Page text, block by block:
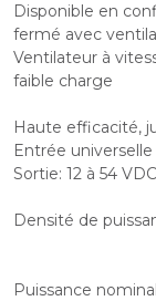
Disponible en
fermé avec
Ventilateur à
faible charge
Haute efficacité,
Entrée
Sortie: 12 à 54 VDC
Densité de
Puissance